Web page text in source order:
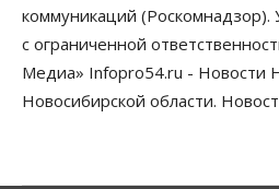
07 Августа 2026, 08:00
Бизнес Власть Медицина
Искусственный
привлекать к разработке
России
коммуникаций
с ограниченной
Медиа» Infopro54.ru - Новости
Новосибирской области.